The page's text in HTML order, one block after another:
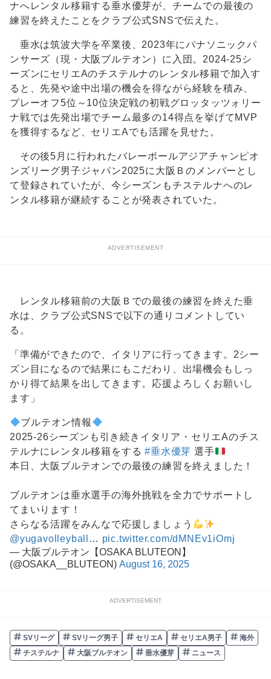
ナへレンタル移籍する垂水優芽が、チームでの最後の
練習を終えたことをクラブ公式SNSで伝えた。
垂水は筑波大学を卒業後、2023年にパナソニックパ
ンサーズ（現・大阪ブルテオン）に入団。2024-25シ
ーズンにセリエAのチステルナのレンタル移籍で加入す
ると、先発や途中出場の機会を得ながら経験を積み、
プレーオフ5位～10位決定戦の初戦グロッタッツォリー
ナ戦では先発出場でチーム最多の14得点を挙げてMVP
を獲得するなど、セリエAでも活躍を見せた。
その後5月に行われたバレーボールアジアチャンピオ
ンズリーグ男子ジャパン2025に大阪Ｂのメンバーとし
て登録されていたが、今シーズンもチステルナへのレ
ンタル移籍が継続することが発表されていた。
ADVERTISEMENT
レンタル移籍前の大阪Ｂでの最後の練習を終えた垂
水は、クラブ公式SNSで以下の通りコメントしてい
る。
「準備ができたので、イタリアに行ってきます。2シー
ズン目になるので結果にもこだわり、出場機会もしっ
かり得て結果を出してきます。応援よろしくお願いし
ます」
ブルテオン情報
2025-26シーズンも引き続きイタリア・セリエAのチス
テルナにレンタル移籍をする#垂水優芽 選手
本日、大阪ブルテオンでの最後の練習を終えました！
ブルテオンは垂水選手の海外挑戦を全力でサポートし
てまいります！
さらなる活躍をみんなで応援しましょう
@yugavolleyball
… pic.twitter.com/dMNEv1iOmj
— 大阪ブルテオン【OSAKA BLUTEON】
(@OSAKA__BLUTEON) August 16, 2025
ADVERTISEMENT
SVリーグ SVリーグ男子 セリエA セリエA男子
海外
チステルナ
大阪ブルテオン 垂水優芽 ニュース